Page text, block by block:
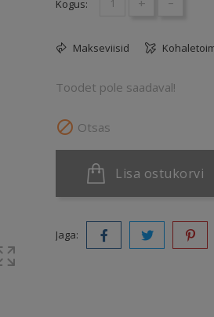
Kogus: + -
Makseviisid
Toodet pole saadaval!
 Otsas
Lisa ostukorvi
Jaga: